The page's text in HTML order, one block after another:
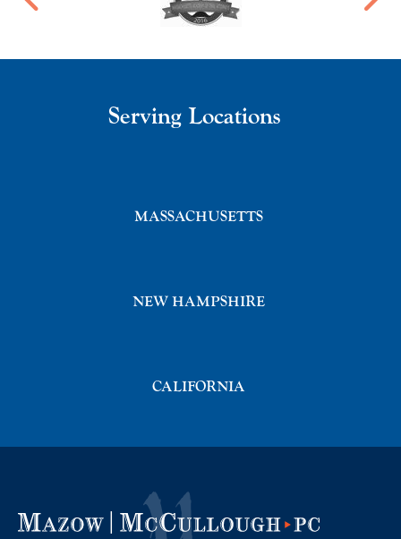
Serving Locations
MASSACHUSETTS
NEW HAMPSHIRE
CALIFORNIA